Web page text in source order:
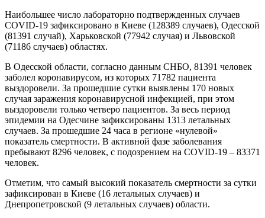
Наибольшее число лабораторно подтвержденных случаев
COVID-19 зафиксировано в Киеве (128389 случаев), Одесской
(81391 случай), Харьковской (77942 случая) и Львовской
(71186 случаев) областях.
В Одесской области, согласно данным СНБО, 81391 человек
заболел коронавирусом, из которых 71782 пациента
выздоровели. За прошедшие сутки выявлены 170 новых
случая заражения коронавирусной инфекцией, при этом
выздоровели только четверо пациентов. За весь период
эпидемии на Одесчине зафиксированы 1313 летальных
случаев. За прошедшие 24 часа в регионе «нулевой»
показатель смертности. В активной фазе заболевания
пребывают 8296 человек, с подозрением на COVID-19 – 83371
человек.
Отметим, что самый высокий показатель смертности за сутки
зафиксирован в Киеве (16 летальных случаев) и
Днепропетровской (9 летальных случаев) области.